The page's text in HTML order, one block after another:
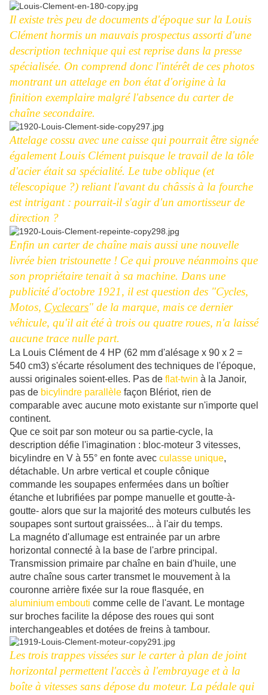
Il existe très peu de documents d'époque sur la Louis
Clément hormis un mauvais prospectus assorti d'une
description technique qui est reprise dans la presse
spécialisée. On comprend donc l'intérêt de ces photos
montrant un attelage en bon état d'origine à la
finition exemplaire malgré l'absence du carter de
chaîne secondaire.
Attelage cossu avec une caisse qui pourrait être signée
également Louis Clément puisque le travail de la tôle
d'acier était sa spécialité. Le tube oblique (et
télescopique ?) reliant l'avant du châssis à la fourche
est intrigant : pourrait-il s'agir d'un amortisseur de
direction ?
Enfin un carter de chaîne mais aussi une nouvelle
livrée bien tristounette ! Ce qui prouve néanmoins que
son propriétaire tenait à sa machine. Dans une
publicité d'octobre 1921, il est question des "Cycles,
Motos, Cyclecars" de la marque, mais ce dernier
véhicule, qu'il ait été à trois ou quatre roues, n'a laissé
aucune trace nulle part.
La Louis Clément de 4 HP (62 mm d'alésage x 90 x 2 =
540 cm3) s'écarte résolument des techniques de l'époque,
aussi originales soient-elles. Pas de flat-twin à la Janoir,
pas de bicylindre parallèle façon Blériot, rien de
comparable avec aucune moto existante sur n'importe quel
continent.
Que ce soit par son moteur ou sa partie-cycle, la
description défie l'imagination : bloc-moteur 3 vitesses,
bicylindre en V à 55° en fonte avec culasse unique,
détachable. Un arbre vertical et couple cônique
commande les soupapes enfermées dans un boîtier
étanche et lubrifiées par pompe manuelle et goutte-à-
goutte- alors que sur la majorité des moteurs culbutés les
soupapes sont surtout graissées... à l'air du temps.
La magnéto d'allumage est entrainée par un arbre
horizontal connecté à la base de l'arbre principal.
Transmission primaire par chaîne en bain d'huile, une
autre chaîne sous carter transmet le mouvement à la
couronne arrière fixée sur la roue flasquée, en
aluminium embouti comme celle de l'avant. Le montage
sur broches facilite la dépose des roues qui sont
interchangeables et dotées de freins à tambour.
Les trois trappes vissées sur le carter à plan de joint
horizontal permettent l'accès à l'embrayage et à la
boîte à vitesses sans dépose du moteur. La pédale qui